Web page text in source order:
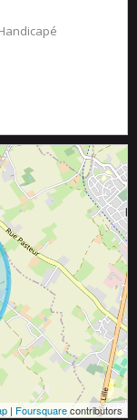
| Foursquarecontributors